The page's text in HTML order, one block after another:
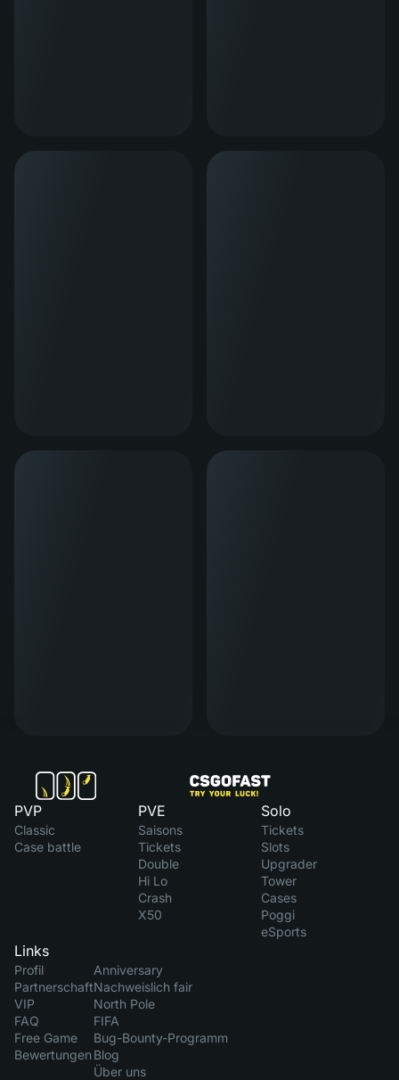
PVP
Classic
Case battle
PVE
Saisons
Tickets
Double
Hi Lo
Crash
X50
Solo
Tickets
Slots
Upgrader
Tower
Cases
Poggi
eSports
Links
Profil
Partnerschaft
VIP
FAQ
Free Game
Bewertungen
Anniversary
Nachweislich fair
North Pole
FIFA
Bug-Bounty-Programm
Blog
Über uns